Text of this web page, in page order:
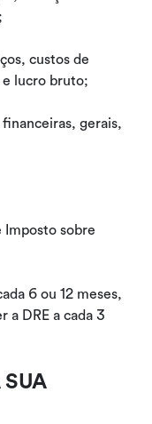
custos de
e lucro bruto;
gerais,
Imposto sobre
6 ou 12 meses,
a DRE a cada 3
SUA